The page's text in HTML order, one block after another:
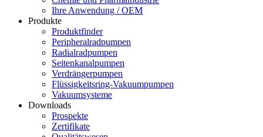
Ihre Anwendung / OEM
Produkte
Produktfinder
Peripheralradpumpen
Radialradpumpen
Seitenkanalpumpen
Verdrängerpumpen
Flüssigkeitsring-Vakuumpumpen
Vakuumsysteme
Downloads
Prospekte
Zertifikate